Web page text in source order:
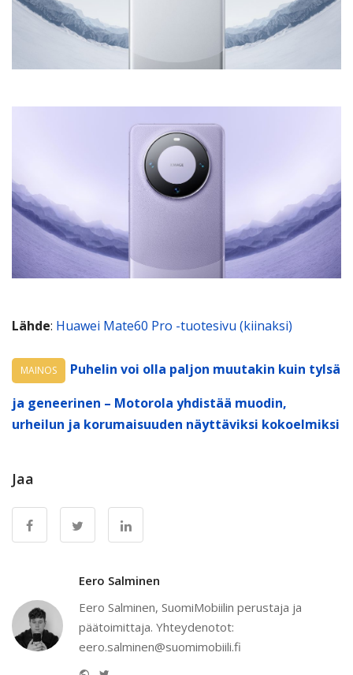
Lähde: Huawei Mate60 Pro -tuotesivu (kiinaksi)
MAINOS
Puhelin voi olla paljon muutakin kuin tylsä
ja geneerinen – Motorola yhdistää muodin,
urheilun ja korumaisuuden näyttäviksi kokoelmiksi
Jaa
Eero Salminen
Eero Salminen, SuomiMobiilin perustaja ja
päätoimittaja. Yhteydenotot:
eero.salminen@suomimobiili.fi
Website